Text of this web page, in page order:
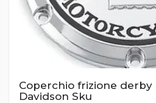
Coperchio frizione derby
Davidson Sku